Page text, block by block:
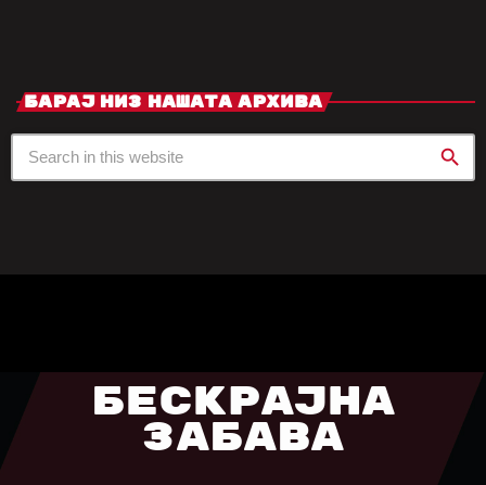
Барај Низ Нашата Архива
search
БЕСКРАЈНА
ЗАБАВА